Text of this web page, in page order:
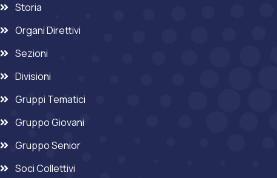
Storia
Organi Direttivi
Sezioni
Divisioni
Gruppi Tematici
Gruppo Giovani
Gruppo Senior
Soci Collettivi